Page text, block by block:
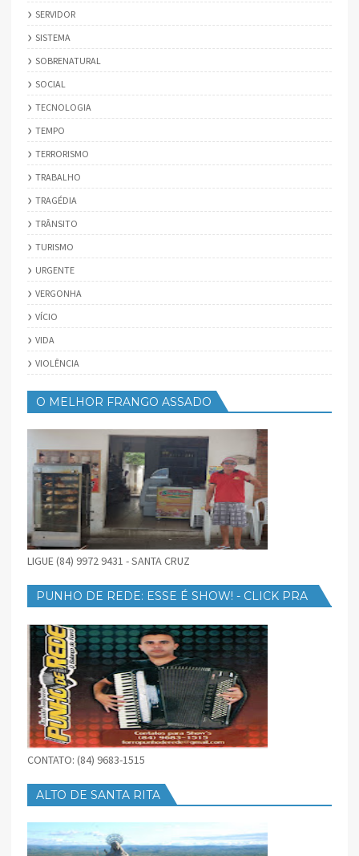
SERVIDOR
SISTEMA
SOBRENATURAL
SOCIAL
TECNOLOGIA
TEMPO
TERRORISMO
TRABALHO
TRAGÉDIA
TRÂNSITO
TURISMO
URGENTE
VERGONHA
VÍCIO
VIDA
VIOLÊNCIA
O MELHOR FRANGO ASSADO
LIGUE (84) 9972 9431 - SANTA CRUZ
PUNHO DE REDE: ESSE É SHOW! - CLICK PRA
CONTATO: (84) 9683-1515
ALTO DE SANTA RITA